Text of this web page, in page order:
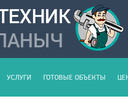
УСЛУГИ ГОТОВЫЕ ОБЪЕКТЫ